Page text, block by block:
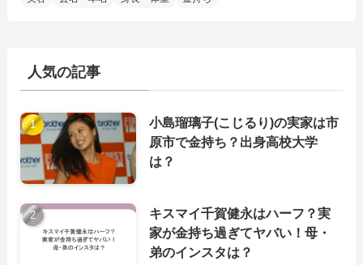
人気の記事
小島瑠璃子(こじるり)の実家は市
原市で金持ち？出身高校大学
は？
キスマイ千賀健永はハーフ？実
家が金持ち過ぎてヤバい！母・
弟のインスタは？